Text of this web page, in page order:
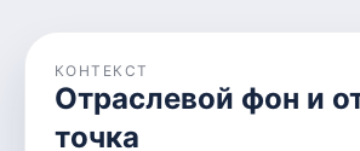
КОНТЕКСТ
Отраслевой фон и
точка